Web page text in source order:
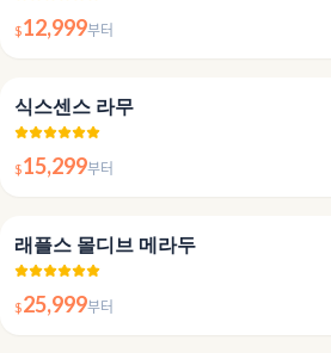
$12,999부터
식스센스 라무
$15,299부터
래플스 몰디브 메라두
$25,999부터